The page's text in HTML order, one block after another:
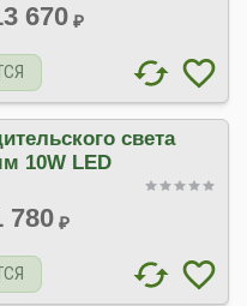
670 ₽
света
10W LED
780 ₽